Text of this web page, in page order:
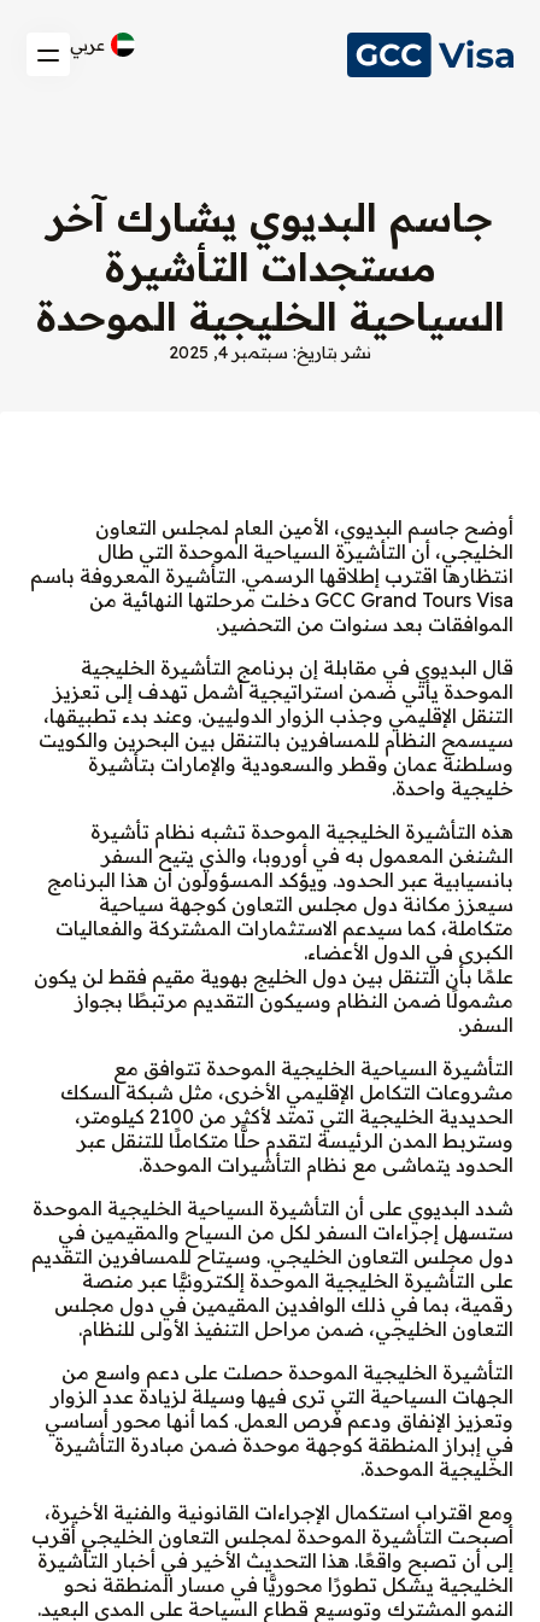
عربي
جاسم البديوي يشارك آخر
مستجدات التأشيرة
السياحية الخليجية الموحدة
نشر بتاريخ: سبتمبر 4, 2025
أوضح جاسم البديوي، الأمين العام لمجلس التعاون
الخليجي، أن التأشيرة السياحية الموحدة التي طال
انتظارها اقترب إطلاقها الرسمي. التأشيرة المعروفة باسم
GCC Grand Tours Visa دخلت مرحلتها النهائية من
الموافقات بعد سنوات من التحضير.
قال البديوي في مقابلة إن برنامج التأشيرة الخليجية
الموحدة يأتي ضمن استراتيجية أشمل تهدف إلى تعزيز
التنقل الإقليمي وجذب الزوار الدوليين. وعند بدء تطبيقها،
سيسمح النظام للمسافرين بالتنقل بين البحرين والكويت
وسلطنة عمان وقطر والسعودية والإمارات بتأشيرة
خليجية واحدة.
هذه التأشيرة الخليجية الموحدة تشبه نظام تأشيرة
الشنغن المعمول به في أوروبا، والذي يتيح السفر
بانسيابية عبر الحدود. ويؤكد المسؤولون أن هذا البرنامج
سيعزز مكانة دول مجلس التعاون كوجهة سياحية
متكاملة، كما سيدعم الاستثمارات المشتركة والفعاليات
الكبرى في الدول الأعضاء.
علمًا بأن التنقل بين دول الخليج بهوية مقيم فقط لن يكون
مشمولًا ضمن النظام وسيكون التقديم مرتبطًا بجواز
السفر.
التأشيرة السياحية الخليجية الموحدة تتوافق مع
مشروعات التكامل الإقليمي الأخرى، مثل شبكة السكك
الحديدية الخليجية التي تمتد لأكثر من 2100 كيلومتر،
وستربط المدن الرئيسة لتقدم حلًّا متكاملًا للتنقل عبر
الحدود يتماشى مع نظام التأشيرات الموحدة.
شدد البديوي على أن التأشيرة السياحية الخليجية الموحدة
ستسهل إجراءات السفر لكل من السياح والمقيمين في
دول مجلس التعاون الخليجي. وسيتاح للمسافرين التقديم
على التأشيرة الخليجية الموحدة إلكترونيًّا عبر منصة
رقمية، بما في ذلك الوافدين المقيمين في دول مجلس
التعاون الخليجي، ضمن مراحل التنفيذ الأولى للنظام.
التأشيرة الخليجية الموحدة حصلت على دعم واسع من
الجهات السياحية التي ترى فيها وسيلة لزيادة عدد الزوار
وتعزيز الإنفاق ودعم فرص العمل. كما أنها محور أساسي
في إبراز المنطقة كوجهة موحدة ضمن مبادرة التأشيرة
الخليجية الموحدة.
ومع اقتراب استكمال الإجراءات القانونية والفنية الأخيرة،
أصبحت التأشيرة الموحدة لمجلس التعاون الخليجي أقرب
إلى أن تصبح واقعًا. هذا التحديث الأخير في أخبار التأشيرة
الخليجية يشكل تطورًا محوريًّا في مسار المنطقة نحو
النمو المشترك وتوسيع قطاع السياحة على المدى البعيد.